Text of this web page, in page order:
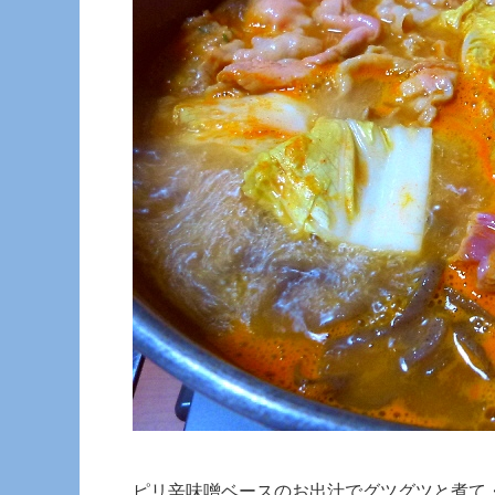
ピリ辛味噌ベースのお出汁でグツグツと煮て